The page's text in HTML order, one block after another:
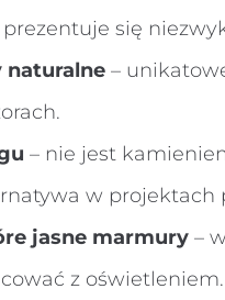
się
naturalne –
– nie jest
w projektach
jasne marmury –
z oświetleniem.